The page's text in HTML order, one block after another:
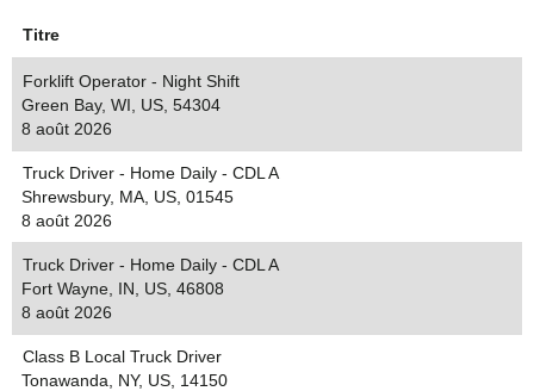
Titre
Forklift Operator - Night Shift
Green Bay, WI, US, 54304
8 août 2026
Truck Driver - Home Daily - CDL A
Shrewsbury, MA, US, 01545
8 août 2026
Truck Driver - Home Daily - CDL A
Fort Wayne, IN, US, 46808
8 août 2026
Class B Local Truck Driver
Tonawanda, NY, US, 14150